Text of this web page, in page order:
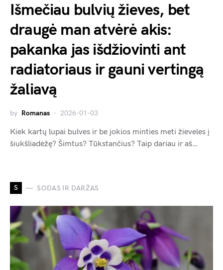
Išmečiau bulvių žieves, bet
draugė man atvėrė akis:
pakanka jas išdžiovinti ant
radiatoriaus ir gauni vertingą
žaliavą
by Romanas 2026-01-03
Kiek kartų lupai bulves ir be jokios minties meti žieveles į
šiukšliadėžę? Šimtus? Tūkstančius? Taip dariau ir aš…
S SODAS IR DARŽAS